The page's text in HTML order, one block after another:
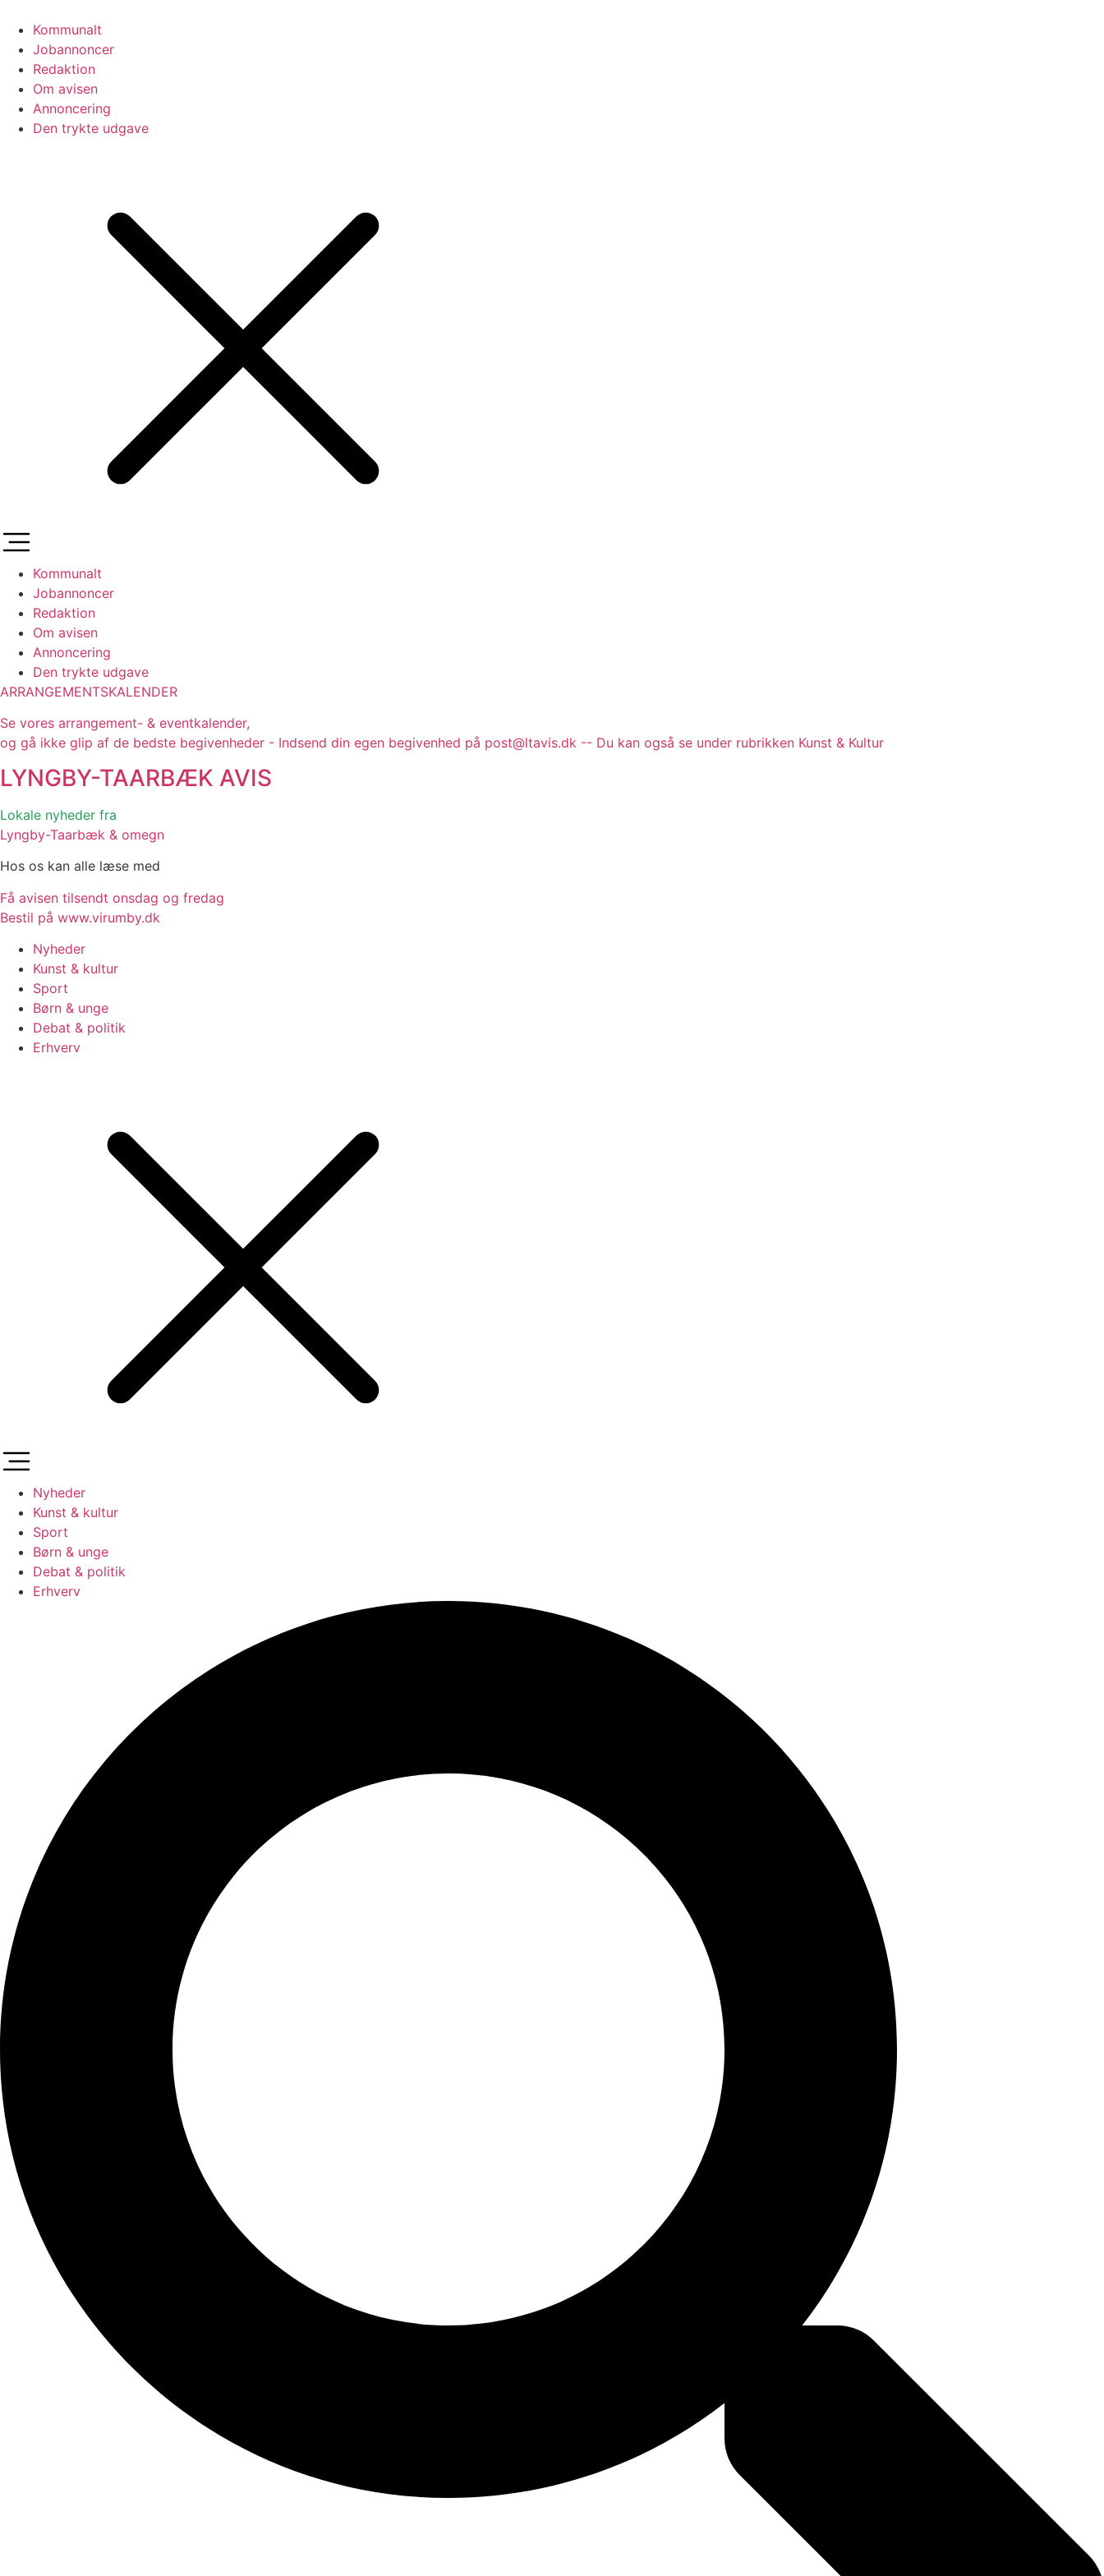
indhold
Kommunalt
Jobannoncer
Redaktion
Om avisen
Annoncering
Den trykte udgave
Kommunalt
Jobannoncer
Redaktion
Om avisen
Annoncering
Den trykte udgave
ARRANGEMENTSKALENDER
Se vores arrangement- & eventkalender,
og gå ikke glip af de bedste begivenheder - Indsend din egen begivenhed på post@ltavis.dk -- Du kan også se under rubrikken Kunst & Kultur
LYNGBY-TAARBÆK AVIS
Lokale nyheder fra
Lyngby-Taarbæk & omegn
Hos os kan alle læse med
Få avisen tilsendt onsdag og fredag
Bestil på www.virumby.dk
Nyheder
Kunst & kultur
Sport
Børn & unge
Debat & politik
Erhverv
Nyheder
Kunst & kultur
Sport
Børn & unge
Debat & politik
Erhverv